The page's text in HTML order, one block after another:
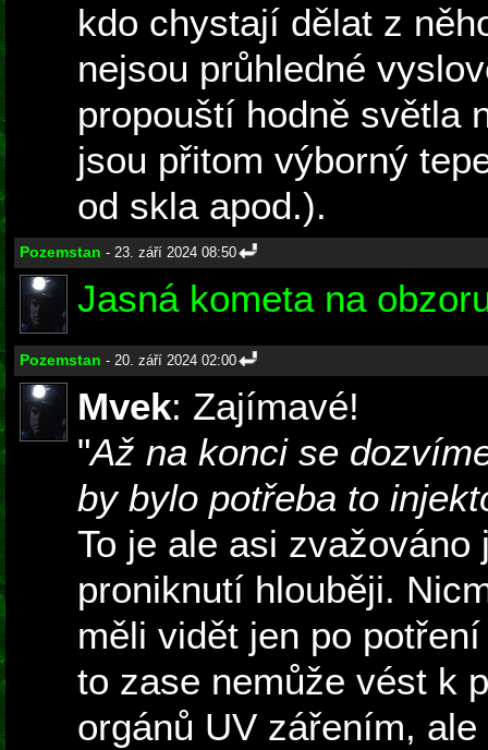
kdo chystají dělat z
nejsou průhledné
propouští hodně světla
jsou přitom výborný
od skla apod.).
Pozemstan - 23. září 2024 08:50
Jasná kometa na
Pozemstan - 20. září 2024 02:00
Mvek: Zajímavé!
"Až na konci se
by bylo potřeba to
To je ale asi
proniknutí hlouběji.
měli vidět jen po
to zase nemůže vést k
orgánů UV zářením,